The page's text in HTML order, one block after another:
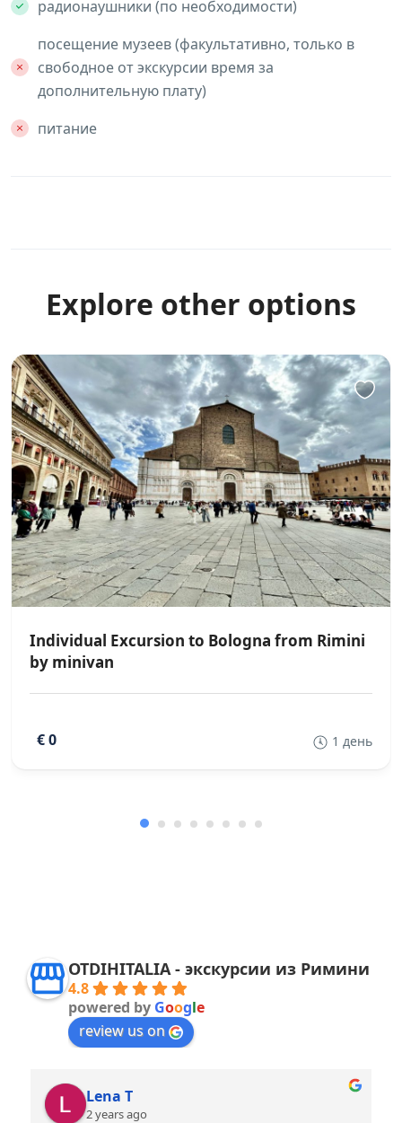
радионаушники (по необходимости)
посещение музеев (факультативно, только в
свободное от экскурсии время за
дополнительную плату)
питание
Explore other options
Individual Excursion to Bologna from Rimini
by minivan
€ 0 1 день
OTDIHITALIA - экскурсии из Римини
4.8
powered by Google
review us on
Lena T
2 years ago